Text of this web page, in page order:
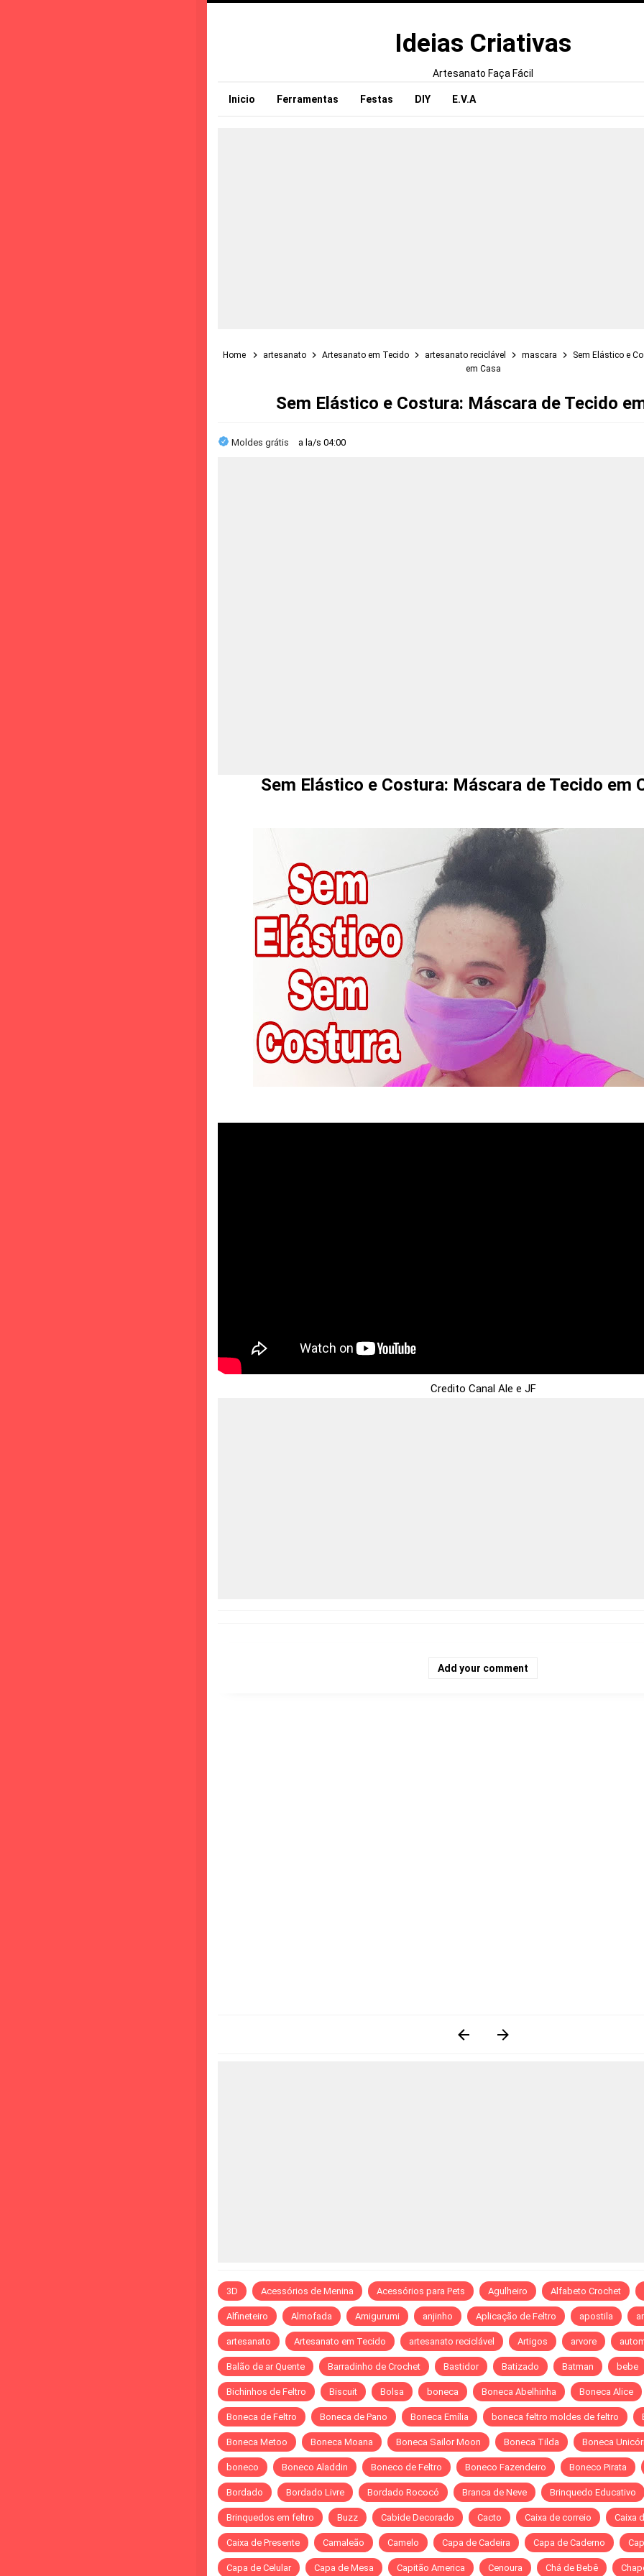
Ideias Criativas
Artesanato Faça Fácil
Inicio Ferramentas Festas DIY E.V.A
Home artesanato Artesanato em Tecido artesanato reciclável mascara
Sem Elástico e
em Casa
Sem Elástico e Costura: Máscara de Tecido
Moldes grátis a la/s 04:00
Sem Elástico e Costura: Máscara de Tecido em
Credito Canal Ale e JF
Add your comment
3D Acessórios de Menina Acessórios para Pets Agulheiro Alfabeto Crochet
Alfineteiro Almofada Amigurumi anjinho Aplicação de Feltro apostila
artesanato Artesanato em Tecido artesanato reciclável Artigos arvore
Balão de ar Quente Barradinho de Crochet Bastidor Batizado Batman bebe
Bichinhos de Feltro Biscuit Bolsa boneca Boneca Abelhinha Boneca Alice
Boneca de Feltro Boneca de Pano Boneca Emília boneca feltro moldes de feltro
Boneca Metoo Boneca Moana Boneca Sailor Moon Boneca Tilda Boneca
boneco Boneco Aladdin Boneco de Feltro Boneco Fazendeiro Boneco Pirata
Bordado Bordado Livre Bordado Rococó Branca de Neve Brinquedo Educativo
Brinquedos em feltro Buzz Cabide Decorado Cacto Caixa de correio Caixa
Caixa de Presente Camaleão Camelo Capa de Cadeira Capa de Caderno
Capa de Celular Capa de Mesa Capitão America Cenoura Chá de Bebê